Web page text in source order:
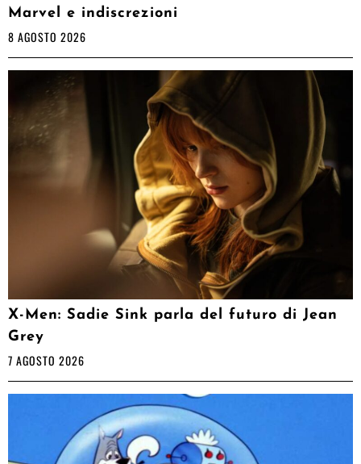
Marvel e indiscrezioni
8 AGOSTO 2026
X-Men: Sadie Sink parla del futuro di Jean
Grey
7 AGOSTO 2026